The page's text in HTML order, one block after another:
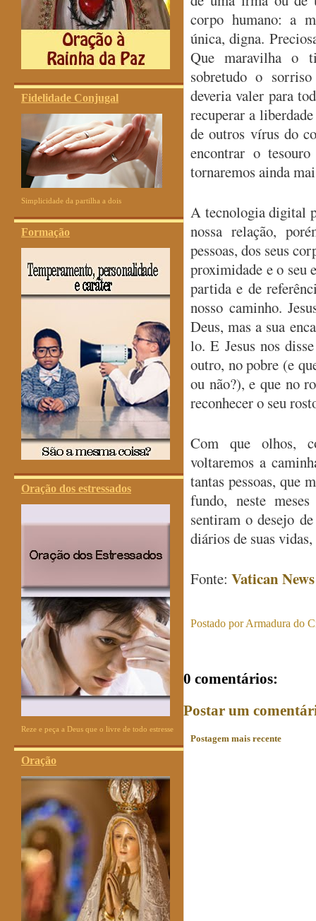
Fidelidade Conjugal
Simplicidade da partilha a dois
Formação
Oração dos estressados
Reze e peça a Deus que o livre de todo estresse
Oração
corpo humano: a
única, digna.
Que maravilha o
sobretudo o
deveria valer para
recuperar a
de outros vírus do
encontrar o
tornaremos ainda
A tecnologia digital
nossa relação,
pessoas, dos seus
proximidade e o seu
partida e de
nosso caminho.
Deus, mas a sua
lo. E Jesus nos
outro, no pobre (e
ou não?), e que no
reconhecer o seu
Com que olhos,
voltaremos a
tantas pessoas, que
fundo, neste
sentiram o desejo
diários de suas
Fonte: Vatican News
Postado porArmadura do
0 comentários:
Postar um
Postagem mais recente